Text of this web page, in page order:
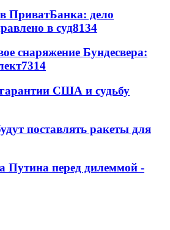
ПриватБанка: дело
в суд8134
снаряжение Бундесвера:
7314
США и судьбу
поставлять ракеты для
Путина перед дилеммой -